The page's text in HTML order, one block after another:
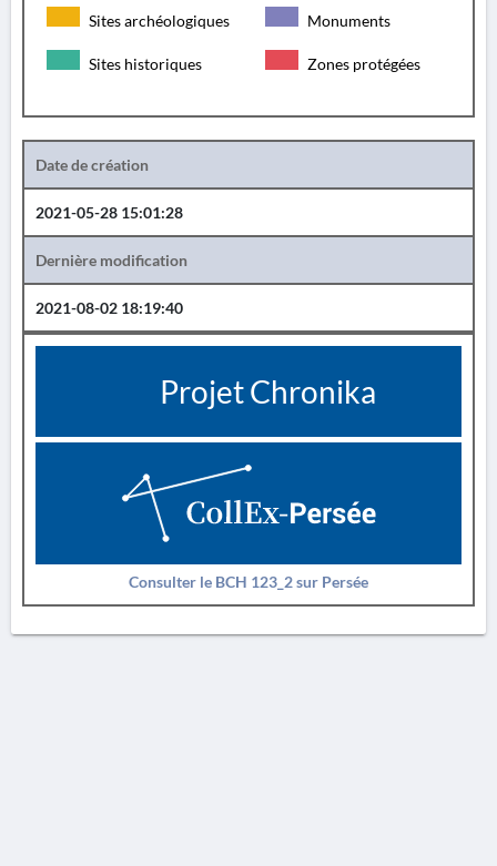
Sites archéologiques Monuments
Sites historiques Zones protégées
Date de création
2021-05-28 15:01:28
Dernière modification
2021-08-02 18:19:40
Projet Chronika
Consulter le BCH 123_2 sur Persée